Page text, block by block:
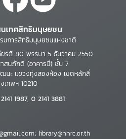
เทศสิทธิมนุษยชน
มการสิทธิมนุษยชนแห่งชาติ
ยรติ 80 พรรษา 5 ธันวาคม 2550
าสนภักดี (อาคารบี) ชั้น 7
นะ แขวงทุ่งสองห้อง เขตหลักสี่
เทพฯ 10210
1987, 0 2141 3881
library@nhrc.or.th